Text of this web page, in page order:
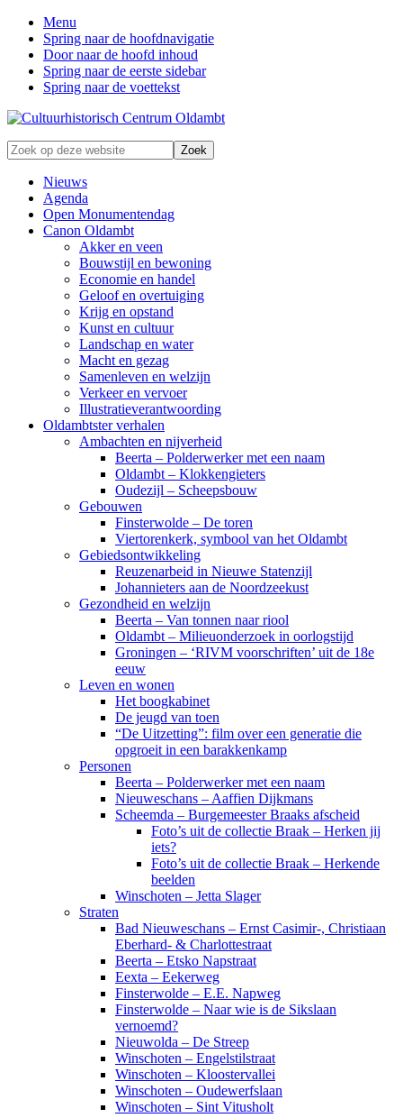
Menu
Spring naar de hoofdnavigatie
Door naar de hoofd inhoud
Spring naar de eerste sidebar
Spring naar de voettekst
Zonder
verleden
geen
toekomst
Zoek
op
deze
website
Nieuws
Agenda
Open Monumentendag
Canon Oldambt
Akker en veen
Bouwstijl en bewoning
Economie en handel
Geloof en overtuiging
Krijg en opstand
Kunst en cultuur
Landschap en water
Macht en gezag
Samenleven en welzijn
Verkeer en vervoer
Illustratieverantwoording
Oldambtster verhalen
Ambachten en nijverheid
Beerta – Polderwerker met een naam
Oldambt – Klokkengieters
Oudezijl – Scheepsbouw
Gebouwen
Finsterwolde – De toren
Viertorenkerk, symbool van het Oldambt
Gebiedsontwikkeling
Reuzenarbeid in Nieuwe Statenzijl
Johannieters aan de Noordzeekust
Gezondheid en welzijn
Beerta – Van tonnen naar riool
Oldambt – Milieuonderzoek in oorlogstijd
Groningen – ‘RIVM voorschriften’ uit de 18e
eeuw
Leven en wonen
Het boogkabinet
De jeugd van toen
“De Uitzetting”: film over een generatie die
opgroeit in een barakkenkamp
Personen
Beerta – Polderwerker met een naam
Nieuweschans – Aaffien Dijkmans
Scheemda – Burgemeester Braaks afscheid
Foto’s uit de collectie Braak – Herken jij
iets?
Foto’s uit de collectie Braak – Herkende
beelden
Winschoten – Jetta Slager
Straten
Bad Nieuweschans – Ernst Casimir-, Christiaan
Eberhard- & Charlottestraat
Beerta – Etsko Napstraat
Eexta – Eekerweg
Finsterwolde – E.E. Napweg
Finsterwolde – Naar wie is de Sikslaan
vernoemd?
Nieuwolda – De Streep
Winschoten – Engelstilstraat
Winschoten – Kloostervallei
Winschoten – Oudewerfslaan
Winschoten – Sint Vitusholt